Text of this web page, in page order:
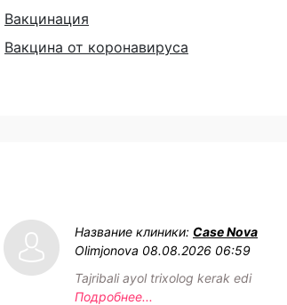
Вакцинация
Вакцина от коронавируса
Название клиники: Case Nova
Olimjonova 08.08.2026 06:59
Tajribali ayol trixolog kerak edi
Подробнее...